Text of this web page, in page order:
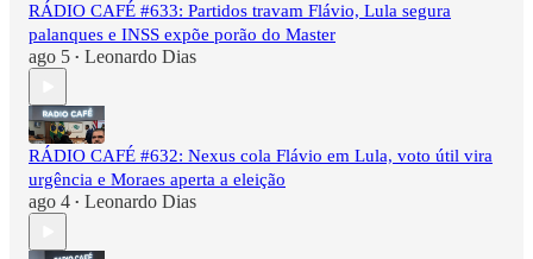
RÁDIO CAFÉ #633: Partidos travam Flávio, Lula segura
palanques e INSS expõe porão do Master
ago 5 • Leonardo Dias
RÁDIO CAFÉ #632: Nexus cola Flávio em Lula, voto útil vira
urgência e Moraes aperta a eleição
ago 4 • Leonardo Dias